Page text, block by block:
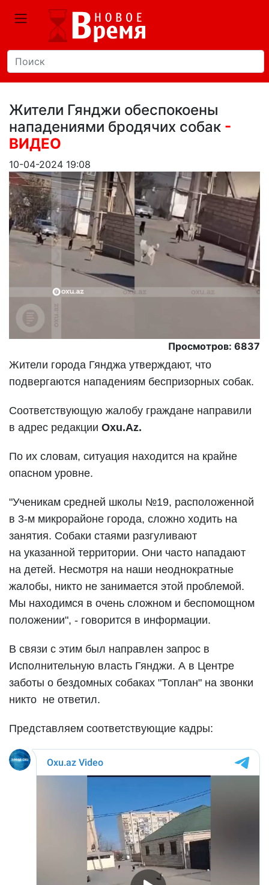
Жители Гянджи обеспокоены
нападениями бродячих собак -
ВИДЕО
10-04-2024 19:08
Просмотров: 6837
Жители города Гянджа утверждают, что
подвергаются нападениям беспризорных собак.
Соответствующую жалобу граждане направили
в адрес редакции Oxu.Az.
По их словам, ситуация находится на крайне
опасном уровне.
"Ученикам средней школы №19, расположенной
в 3-м микрорайоне города, сложно ходить на
занятия. Собаки стаями разгуливают
на указанной территории. Они часто нападают
на детей. Несмотря на наши неоднократные
жалобы, никто не занимается этой проблемой.
Мы находимся в очень сложном и беспомощном
положении", - говорится в информации.
В связи с этим был направлен запрос в
Исполнительную власть Гянджи. А в Центре
заботы о бездомных собаках "Топлан" на звонки
никто не ответил.
Представляем соответствующие кадры: